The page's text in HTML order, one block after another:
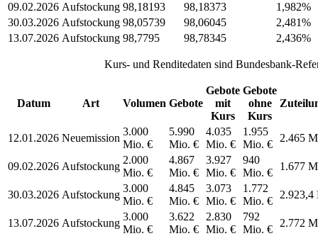
09.02.2026 Aufstockung 98,18193 98,18373
1,982%
30.03.2026 Aufstockung 98,05739 98,06045
2,481%
13.07.2026 Aufstockung 98,7795 98,78345 2,436%
Kurs- und Renditedaten sind Bundesbank-
Datum Art Volumen Gebote
Gebote
mit
Kurs
Gebote
ohne
Kurs
12.01.2026 Neuemission
3.000
Mio. €
5.990
Mio. €
4.035
Mio. €
1.955
Mio. €
2.465
09.02.2026 Aufstockung
2.000
Mio. €
4.867
Mio. €
3.927
Mio. €
940
Mio. €
1.677
30.03.2026 Aufstockung
3.000
Mio. €
4.845
Mio. €
3.073
Mio. €
1.772
Mio. €
2.923,4
13.07.2026 Aufstockung
3.000
Mio. €
3.622
Mio. €
2.830
Mio. €
792
Mio. €
2.772